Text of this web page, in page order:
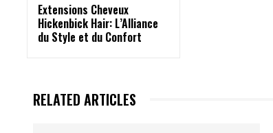
Extensions Cheveux
Hickenbick Hair: L’Alliance
du Style et du Confort
RELATED ARTICLES